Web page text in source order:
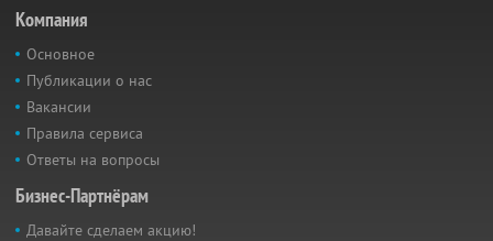
Компания
Основное
Публикации о нас
Вакансии
Правила сервиса
Ответы на вопросы
Бизнес-Партнёрам
Давайте сделаем акцию!